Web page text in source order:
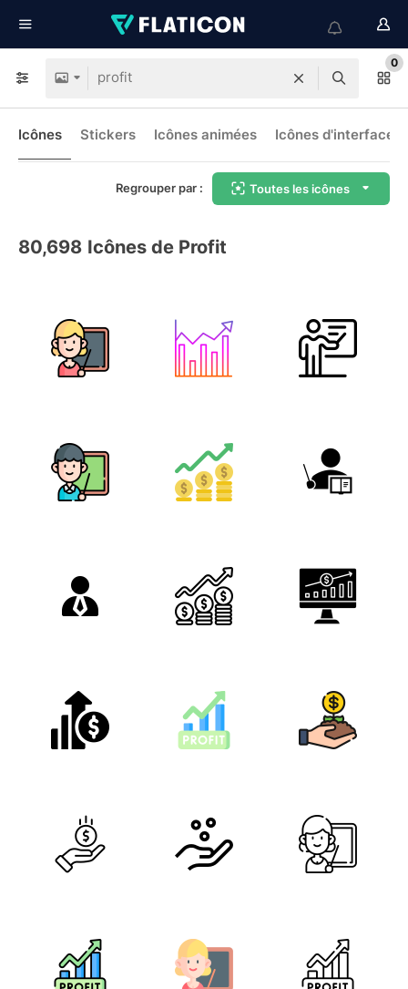
0
Icônes Stickers Icônes animées Icônes d'interface
Regrouper par : Toutes les icônes
80,698 Icônes de Profit